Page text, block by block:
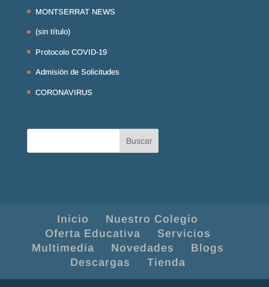
MONTSERRAT NEWS
(sin título)
Protocolo COVID-19
Admisión de Solicitudes
CORONAVIRUS
Inicio
Nuestro Colegio
Oferta Educativa
Servicios
Multimedia
Novedades
Blogs
Descargas
Tienda